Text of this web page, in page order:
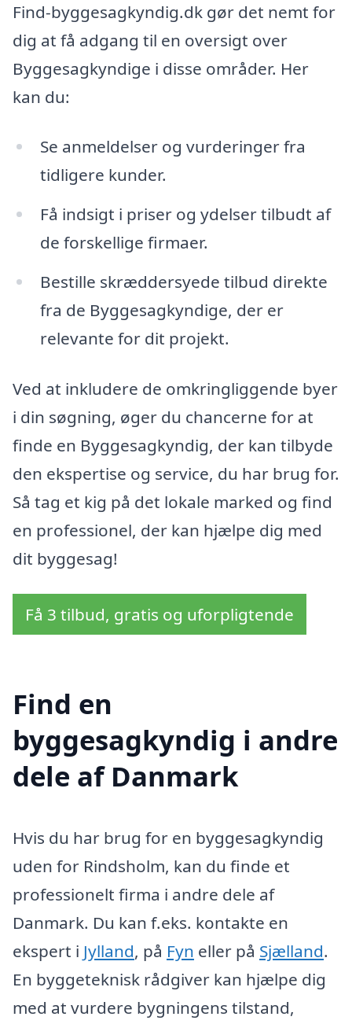
Find-byggesagkyndig.dk gør det nemt for
dig at få adgang til en oversigt over
Byggesagkyndige i disse områder. Her
kan du:
Se anmeldelser og vurderinger fra
tidligere kunder.
Få indsigt i priser og ydelser tilbudt af
de forskellige firmaer.
Bestille skræddersyede tilbud direkte
fra de Byggesagkyndige, der er
relevante for dit projekt.
Ved at inkludere de omkringliggende byer
i din søgning, øger du chancerne for at
finde en Byggesagkyndig, der kan tilbyde
den ekspertise og service, du har brug for.
Så tag et kig på det lokale marked og find
en professionel, der kan hjælpe dig med
dit byggesag!
Få 3 tilbud, gratis og uforpligtende
Find en
byggesagkyndig i andre
dele af Danmark
Hvis du har brug for en byggesagkyndig
uden for Rindsholm, kan du finde et
professionelt firma i andre dele af
Danmark. Du kan f.eks. kontakte en
ekspert i Jylland, på Fyn eller på Sjælland.
En byggeteknisk rådgiver kan hjælpe dig
med at vurdere bygningens tilstand,